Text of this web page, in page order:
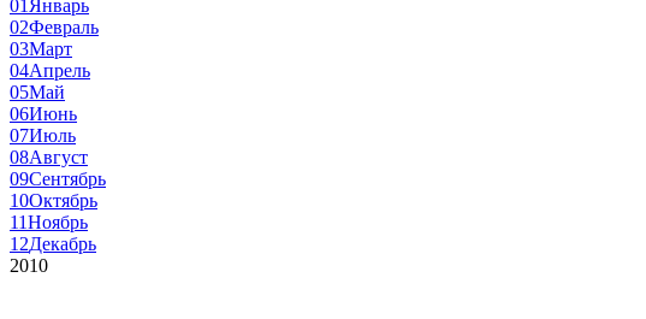
01 Январь
02Февраль
03Март
04Апрель
05Май
06Июнь
07Июль
08Август
09Сентябрь
10Октябрь
11Ноябрь
12Декабрь
2010